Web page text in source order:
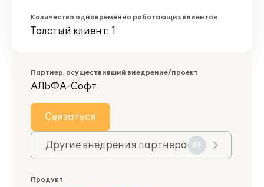
Количество одновременно работающих клиентов
Толстый клиент: 1
Партнер, осуществивший внедрение/проект
АЛЬФА-Софт
Связаться
Другие внедрения партнера 85
Продукт